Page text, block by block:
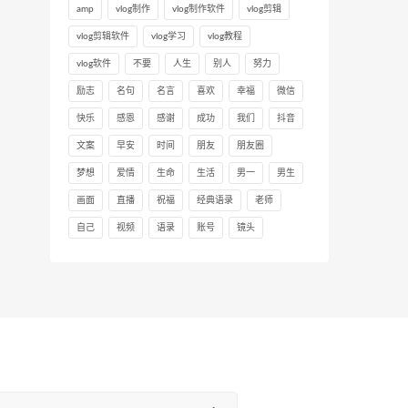
amp vlog制作 vlog制作软件 vlog剪辑
vlog剪辑软件 vlog学习 vlog教程
vlog软件 不要 人生 别人 努力
励志 名句 名言 喜欢 幸福 微信
快乐 感恩 感谢 成功 我们 抖音
文案 早安 时间 朋友 朋友圈
梦想 爱情 生命 生活 男一 男生
画面 直播 祝福 经典语录 老师
自己 视频 语录 账号 镜头